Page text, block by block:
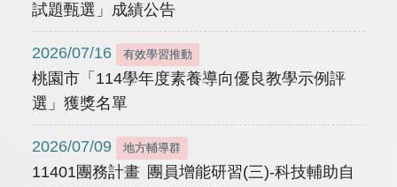
試題甄選」成績公告
2026/07/16 有效學習推動
桃園市「114學年度素養導向優良教學示例評
選」獲獎名單
2026/07/09 地方輔導群
11401團務計畫 團員增能研習(三)-科技輔助自